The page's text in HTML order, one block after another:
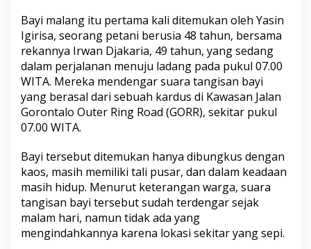
Bayi malang itu pertama kali ditemukan oleh Yasin
Igirisa, seorang petani berusia 48 tahun, bersama
rekannya Irwan Djakaria, 49 tahun, yang sedang
dalam perjalanan menuju ladang pada pukul 07.00
WITA. Mereka mendengar suara tangisan bayi
yang berasal dari sebuah kardus di Kawasan Jalan
Gorontalo Outer Ring Road (GORR), sekitar pukul
07.00 WITA.
Bayi tersebut ditemukan hanya dibungkus dengan
kaos, masih memiliki tali pusar, dan dalam keadaan
masih hidup. Menurut keterangan warga, suara
tangisan bayi tersebut sudah terdengar sejak
malam hari, namun tidak ada yang
mengindahkannya karena lokasi sekitar yang sepi.